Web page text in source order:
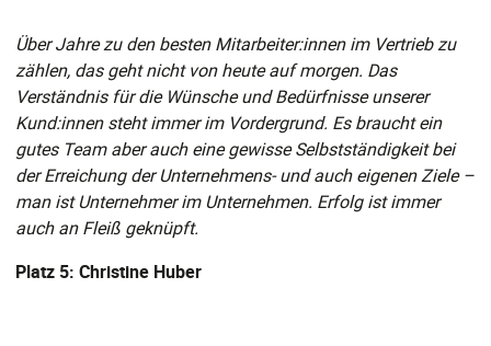
Über Jahre zu den besten Mitarbeiter:innen im Vertrieb zu
zählen, das geht nicht von heute auf morgen. Das
Verständnis für die Wünsche und Bedürfnisse unserer
Kund:innen steht immer im Vordergrund. Es braucht ein
gutes Team aber auch eine gewisse Selbstständigkeit bei
der Erreichung der Unternehmens- und auch eigenen Ziele –
man ist Unternehmer im Unternehmen. Erfolg ist immer
auch an Fleiß geknüpft.
Platz 5: Christine Huber